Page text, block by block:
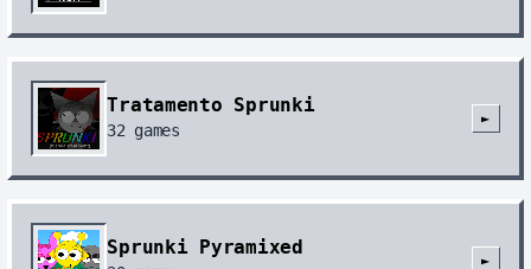
Tratamento Sprunki
32games
►
Sprunki Pyramixed
►